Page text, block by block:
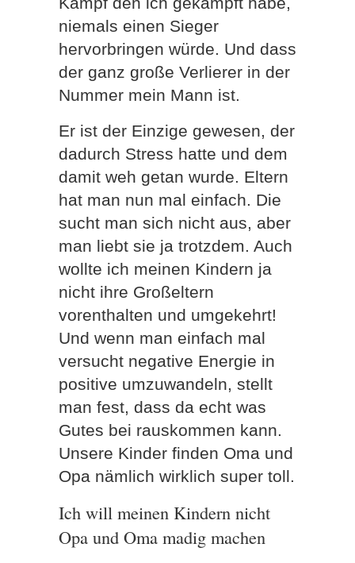
niemals einen Sieger
hervorbringen würde. Und dass
der ganz große Verlierer in der
Nummer mein Mann ist.
Er ist der Einzige gewesen, der
dadurch Stress hatte und dem
damit weh getan wurde. Eltern
hat man nun mal einfach. Die
sucht man sich nicht aus, aber
man liebt sie ja trotzdem. Auch
wollte ich meinen Kindern ja
nicht ihre Großeltern
vorenthalten und umgekehrt!
Und wenn man einfach mal
versucht negative Energie in
positive umzuwandeln, stellt
man fest, dass da echt was
Gutes bei rauskommen kann.
Unsere Kinder finden Oma und
Opa nämlich wirklich super toll.
Ich will meinen Kindern nicht
Opa und Oma madig machen